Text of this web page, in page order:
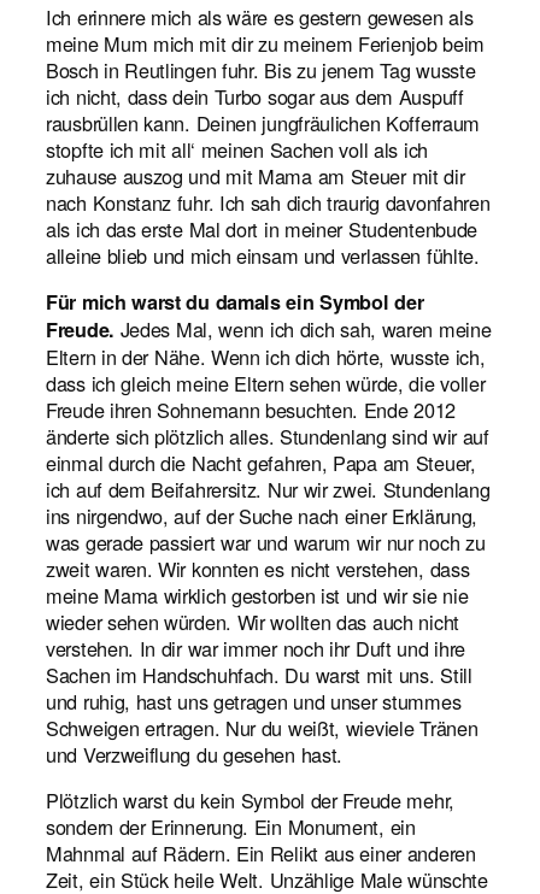
Ich erinnere mich als wäre es gestern gewesen als
meine Mum mich mit dir zu meinem Ferienjob beim
Bosch in Reutlingen fuhr. Bis zu jenem Tag wusste
ich nicht, dass dein Turbo sogar aus dem Auspuff
rausbrüllen kann. Deinen jungfräulichen Kofferraum
stopfte ich mit all‘ meinen Sachen voll als ich
zuhause auszog und mit Mama am Steuer mit dir
nach Konstanz fuhr. Ich sah dich traurig davonfahren
als ich das erste Mal dort in meiner Studentenbude
alleine blieb und mich einsam und verlassen fühlte.
Für mich warst du damals ein Symbol der
Freude. Jedes Mal, wenn ich dich sah, waren meine
Eltern in der Nähe. Wenn ich dich hörte, wusste ich,
dass ich gleich meine Eltern sehen würde, die voller
Freude ihren Sohnemann besuchten. Ende 2012
änderte sich plötzlich alles. Stundenlang sind wir auf
einmal durch die Nacht gefahren, Papa am Steuer,
ich auf dem Beifahrersitz. Nur wir zwei. Stundenlang
ins nirgendwo, auf der Suche nach einer Erklärung,
was gerade passiert war und warum wir nur noch zu
zweit waren. Wir konnten es nicht verstehen, dass
meine Mama wirklich gestorben ist und wir sie nie
wieder sehen würden. Wir wollten das auch nicht
verstehen. In dir war immer noch ihr Duft und ihre
Sachen im Handschuhfach. Du warst mit uns. Still
und ruhig, hast uns getragen und unser stummes
Schweigen ertragen. Nur du weißt, wieviele Tränen
und Verzweiflung du gesehen hast.
Plötzlich warst du kein Symbol der Freude mehr,
sondern der Erinnerung. Ein Monument, ein
Mahnmal auf Rädern. Ein Relikt aus einer anderen
Zeit, ein Stück heile Welt. Unzählige Male wünschte